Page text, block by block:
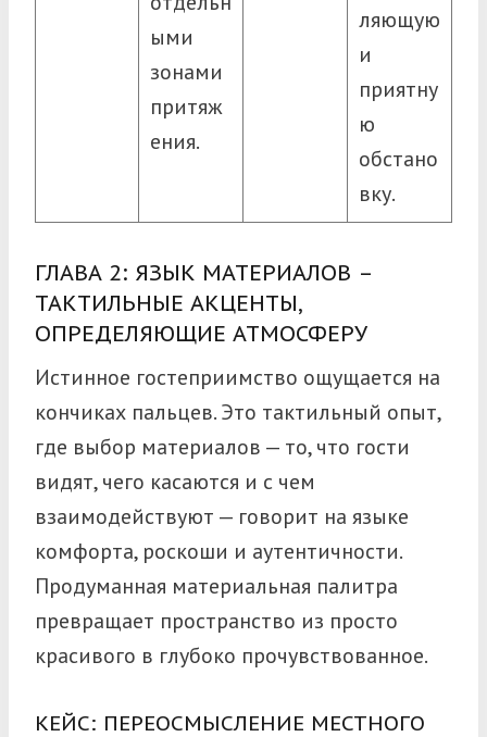
ыми
зонами
притяж
ения.
ляющую
и
приятну
ю
обстано
вку.
ГЛАВА 2: ЯЗЫК МАТЕРИАЛОВ –
ТАКТИЛЬНЫЕ АКЦЕНТЫ,
ОПРЕДЕЛЯЮЩИЕ АТМОСФЕРУ
Истинное гостеприимство ощущается на
кончиках пальцев. Это тактильный опыт,
где выбор материалов — то, что гости
видят, чего касаются и с чем
взаимодействуют — говорит на языке
комфорта, роскоши и аутентичности.
Продуманная материальная палитра
превращает пространство из просто
красивого в глубоко прочувствованное.
КЕЙС: ПЕРЕОСМЫСЛЕНИЕ МЕСТНОГО